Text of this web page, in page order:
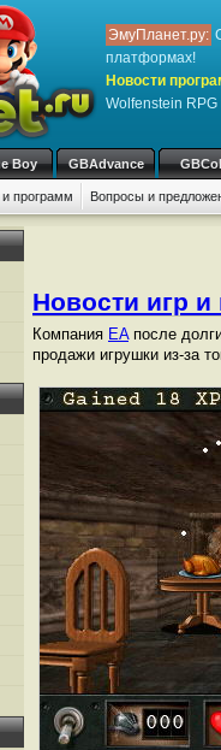
ЭмуПланет.ру:
платформах!
Новости
Wolfenstein RPG
Boy GBAdvance
и программ Вопросы и
Новости игр
Компания EAпосле
продажи игрушки из-за